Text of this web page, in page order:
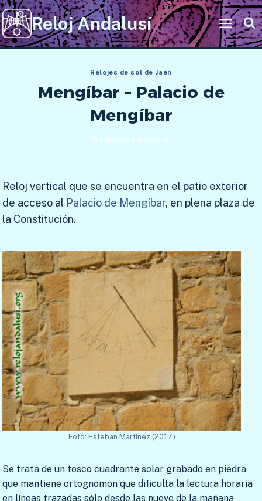
Saltar
al
contenido
Reloj Andalusí
Relojes de sol de Jaén
Mengíbar – Palacio de
Mengíbar
Relojes de sol de Jaén
Reloj vertical que se encuentra en el patio exterior
de acceso al Palacio de Mengíbar, en plena plaza de
la Constitución.
Foto: Esteban Martínez (2017)
Se trata de un tosco cuadrante solar grabado en piedra
que mantiene ortognomon que dificulta la lectura horaria
en líneas trazadas sólo desde las nueve de la mañana